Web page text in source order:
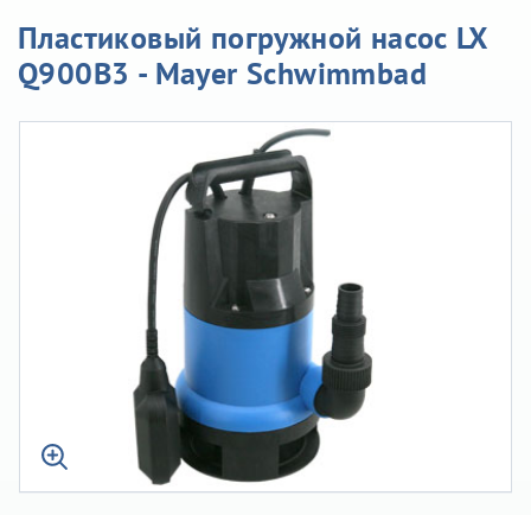
Пластиковый погружной насос LX
Q900B3 - Mayer Schwimmbad